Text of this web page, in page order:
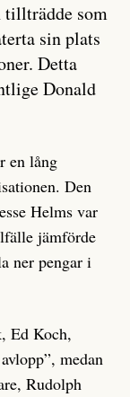
tillträdde som
sin plats
Detta
Donald
en lång
Den
Helms var
jämförde
ner pengar i
Ed Koch,
medan
Rudolph